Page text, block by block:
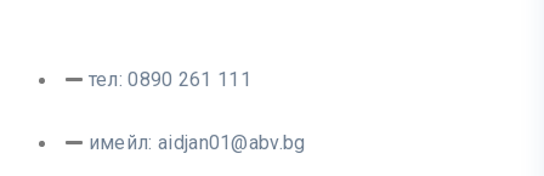
тел: 0890 261 111
имейл: aidjan01@abv.bg